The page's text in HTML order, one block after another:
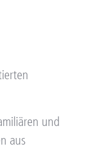
und
aus